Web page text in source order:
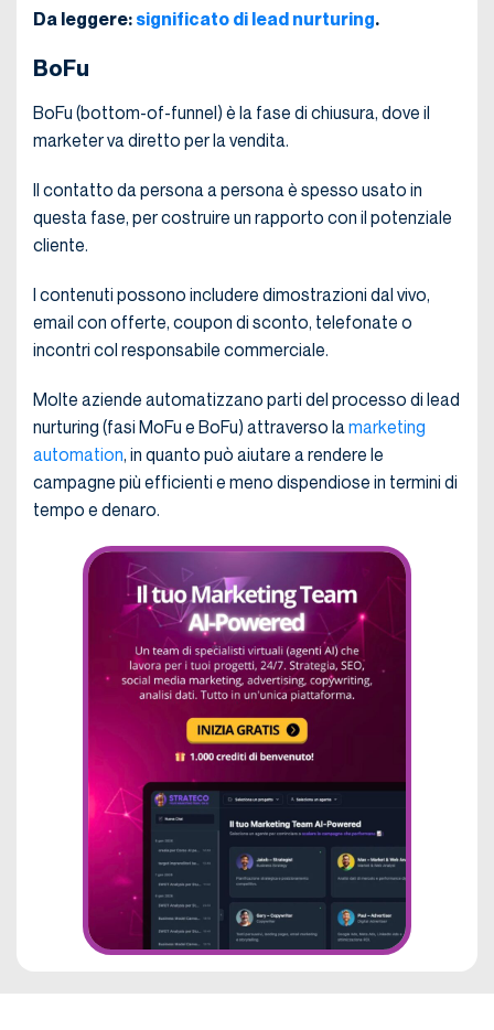
Da leggere: significato di lead nurturing.
BoFu
BoFu (bottom-of-funnel) è la fase di chiusura, dove il
marketer va diretto per la vendita.
Il contatto da persona a persona è spesso usato in
questa fase, per costruire un rapporto con il potenziale
cliente.
I contenuti possono includere dimostrazioni dal vivo,
email con offerte, coupon di sconto, telefonate o
incontri col responsabile commerciale.
Molte aziende automatizzano parti del processo di lead
nurturing (fasi MoFu e BoFu) attraverso lamarketing
automation, in quanto può aiutare a rendere le
campagne più efficienti e meno dispendiose in termini di
tempo e denaro.